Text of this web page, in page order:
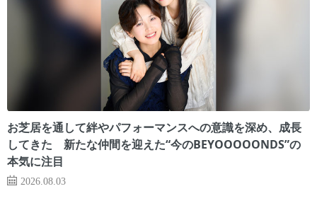
お芝居を通して絆やパフォーマンスへの意識を深め、成長
してきた 新たな仲間を迎えた“今のBEYOOOOONDS”の
本気に注目
2026.08.03